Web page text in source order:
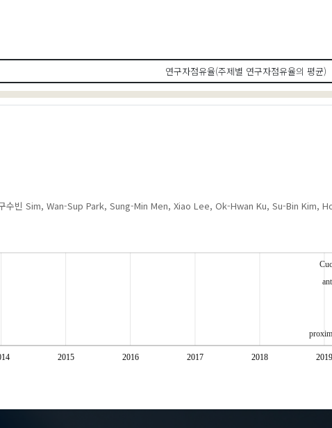
연구자점유율(주제별 연구자점유율의 평균)
수빈 Sim, Wan-Sup Park, Sung-Min Men, Xiao Lee, Ok-Hwan Ku, Su-Bin Kim,
2015 2016 2017 2018 2019